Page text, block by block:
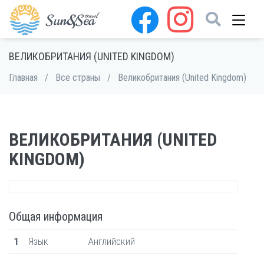
ВЕЛИКОБРИТАНИЯ (UNITED KINGDOM)
Главная / Все страны / Великобритания (United Kingdom)
ВЕЛИКОБРИТАНИЯ (UNITED
KINGDOM)
Общая информация
1 Язык Английский